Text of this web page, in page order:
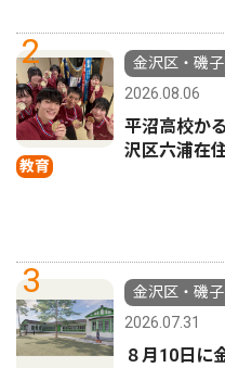
2
教育
金沢区・磯
2026.08.06
平沼高校か
沢区六浦在
3
金沢区・磯
2026.07.31
８月10日に